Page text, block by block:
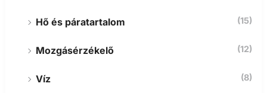
Hő és páratartalom (15)
Mozgásérzékelő (12)
Víz (8)